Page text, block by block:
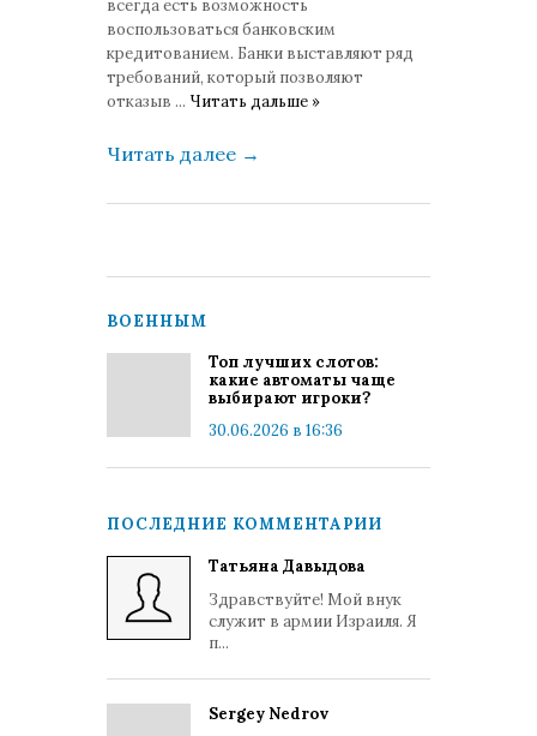
всегда есть возможность
воспользоваться банковским
кредитованием. Банки выставляют ряд
требований, который позволяют
отказыв ... Читать дальше »
Читать далее →
ВОЕННЫМ
Топ лучших слотов:
какие автоматы чаще
выбирают игроки?
30.06.2026 в 16:36
ПОСЛЕДНИЕ КОММЕНТАРИИ
Татьяна Давыдова
Здравствуйте! Мой внук
служит в армии Израиля. Я
п...
Sergey Nedrov